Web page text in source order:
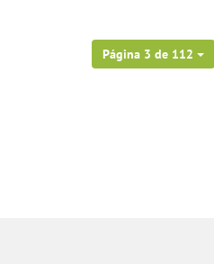
Página 3 de 112